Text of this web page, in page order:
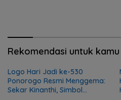
Rekomendasi untuk kamu
Logo Hari Jadi ke-530
Ponorogo Resmi Menggema:
Sekar Kinanthi, Simbol